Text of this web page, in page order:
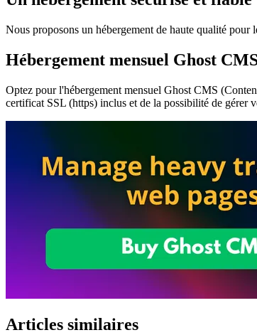
Nous proposons un hébergement de haute qualité pour
Hébergement mensuel Ghost
Optez pour l'hébergement mensuel Ghost CMS
certificat SSL (https) inclus et de la possibilité de gérer
Articles similaires